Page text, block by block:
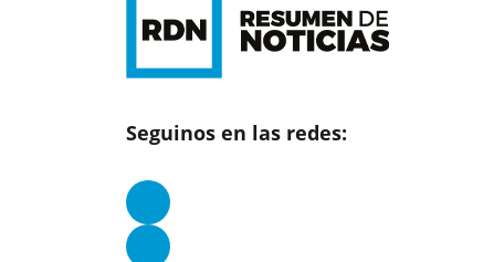
Seguinos en las redes: